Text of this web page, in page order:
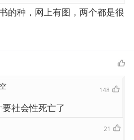
的种，网上有图，两个都是很
148
社会性死亡了
21